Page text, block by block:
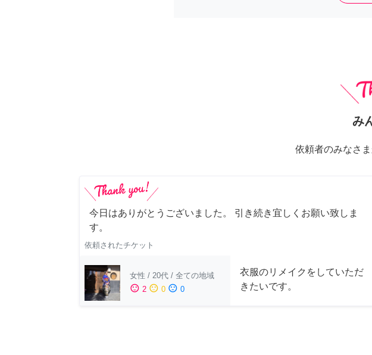
み
依頼者のみなさ
今日はありがとうございました。 引き続き宜しくお願い致しま
す。
依頼されたチケット
女性 / 20代 / 全ての地域
sentiment_satisfied 2 sentiment_neutral 0 sentiment_dissatisfied 0
衣服のリメイクをしていただ
きたいです。